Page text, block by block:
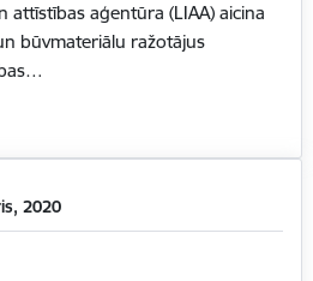
attīstības aģentūra (LIAA) aicina
būvmateriālu ražotājus
2020